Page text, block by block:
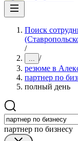
Поиск
/
... /
резюме в
партнер по
полный день
партнер по бизнесу